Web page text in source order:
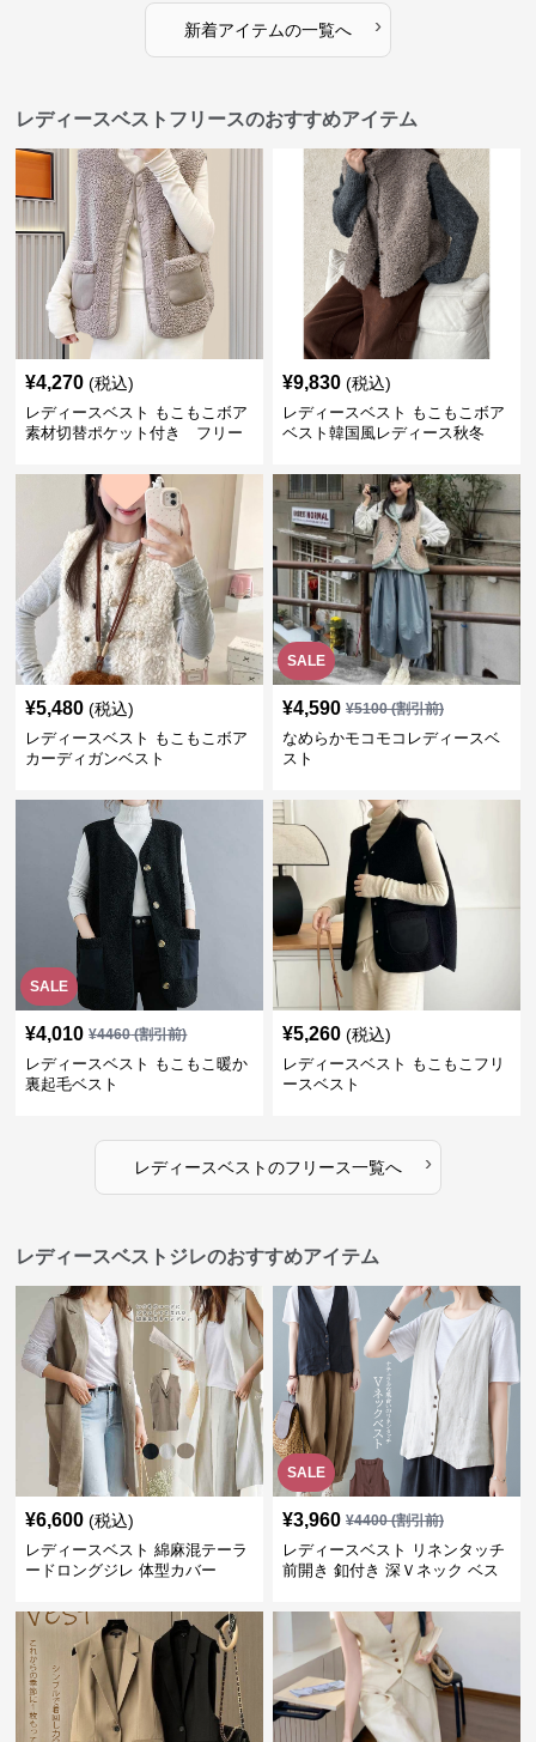
新着アイテムの一覧へ ›
レディースベストフリースのおすすめアイテム
¥4,270 (税込)
レディースベスト もこもこボア
素材切替ポケット付き フリー
¥9,830 (税込)
レディースベスト もこもこボア
ベスト韓国風レディース秋冬
¥5,480 (税込)
レディースベスト もこもこボア
カーディガンベスト
SALE
¥4,590 ¥5100(割引前)
なめらかモコモコレディースベ
スト
SALE
¥4,010 ¥4460(割引前)
レディースベスト もこもこ暖か
裏起毛ベスト
¥5,260 (税込)
レディースベスト もこもこフリ
ースベスト
レディースベストのフリース一覧へ ›
レディースベストジレのおすすめアイテム
¥6,600 (税込)
レディースベスト 綿麻混テーラ
ードロングジレ 体型カバー
SALE
¥3,960 ¥4400(割引前)
レディースベスト リネンタッチ
前開き 釦付き 深Ｖネック ベス